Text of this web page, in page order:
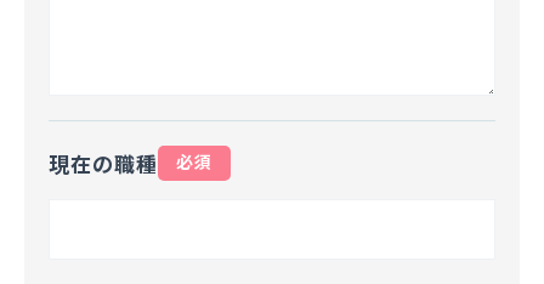
現在の職種 必須